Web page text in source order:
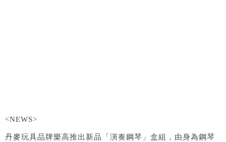
<NEWS>
丹麥玩具品牌樂高推出新品「演奏鋼琴」盒組，由身為鋼琴